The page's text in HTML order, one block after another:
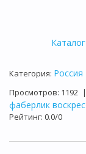
Категория: Россия
Просмотров: 1192 |
фаберлик
Рейтинг: 0.0/0